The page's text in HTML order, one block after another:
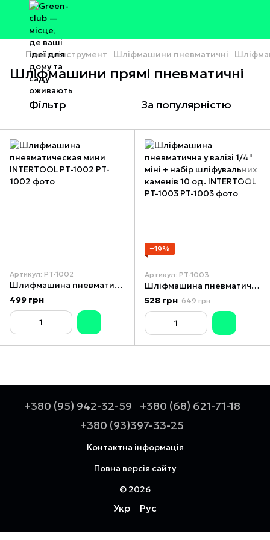
Пневмоінструмент Шліфмашини пневматичні
Шліфмашини прямі пневматичні
Фільтр За популярністю
Артикул: PT-1002
Шлифмашина пневматическая мини INTERTOOL PT-1002
499 грн
−19%
Артикул: PT-1003
Шліфмашина пневматична у валізі 1/4" міні + набір шліфувальних каменів 10 од. INTERTOOL PT-1003
528 грн 649 грн
+380 (95) 942-32-59
+380 (68) 621-71-18
+380 (93)397-33-25
Контактна інформація
Повна версія сайту
© 2026
Укр Рус